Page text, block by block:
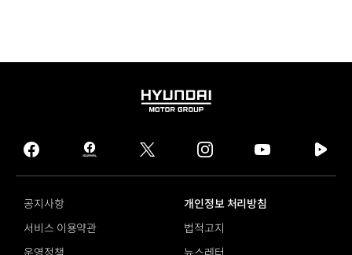
HYUNDAI
GROUP
facebook
hmg
journal
twitter instagram
tv
공지사항
개인정보 처리방침
서비스 이용약관
법적고지